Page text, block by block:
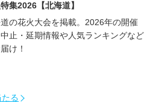
集2026【北海道】
の花火大会を掲載。2026年の開催
止・延期情報や人気ランキングなど
け！
る